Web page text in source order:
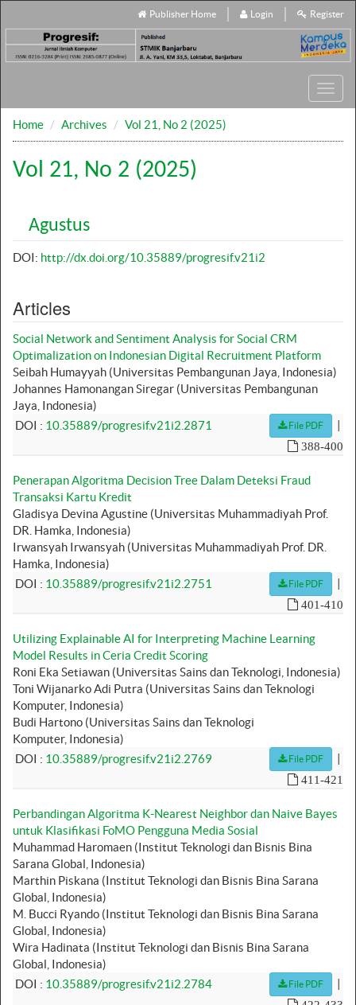
Publisher Home Login Register
Home
Archives Vol 21, No 2 (2025)
Vol 21, No 2 (2025)
Agustus
DOI: http://dx.doi.org/10.35889/progresif.v21i2
Articles
Social Network and Sentiment Analysis for Social CRM
Optimalization on Indonesian Digital Recruitment Platform
Seibah Humayyah (Universitas Pembangunan Jaya, Indonesia)
Johannes Hamonangan Siregar (Universitas Pembangunan
Jaya, Indonesia)
DOI : 10.35889/progresif.v21i2.2871 File PDF |
388-400
Penerapan Algoritma Decision Tree Dalam Deteksi Fraud
Transaksi Kartu Kredit
Gladisya Devina Agustine (Universitas Muhammadiyah Prof.
DR. Hamka, Indonesia)
Irwansyah Irwansyah (Universitas Muhammadiyah Prof. DR.
Hamka, Indonesia)
DOI : 10.35889/progresif.v21i2.2751 File PDF |
401-410
Utilizing Explainable AI for Interpreting Machine Learning
Model Results in Ceria Credit Scoring
Roni Eka Setiawan (Universitas Sains dan Teknologi, Indonesia)
Toni Wijanarko Adi Putra (Universitas Sains dan Teknologi
Komputer, Indonesia)
Budi Hartono (Universitas Sains dan Teknologi
Komputer, Indonesia)
DOI : 10.35889/progresif.v21i2.2769 File PDF |
411-421
Perbandingan Algoritma K-Nearest Neighbor dan Naive Bayes
untuk Klasifikasi FoMO Pengguna Media Sosial
Muhammad Haromaen (Institut Teknologi dan Bisnis Bina
Sarana Global, Indonesia)
Marthin Piskana (Institut Teknologi dan Bisnis Bina Sarana
Global, Indonesia)
M. Bucci Ryando (Institut Teknologi dan Bisnis Bina Sarana
Global, Indonesia)
Wira Hadinata (Institut Teknologi dan Bisnis Bina Sarana
Global, Indonesia)
DOI : 10.35889/progresif.v21i2.2784 File PDF |